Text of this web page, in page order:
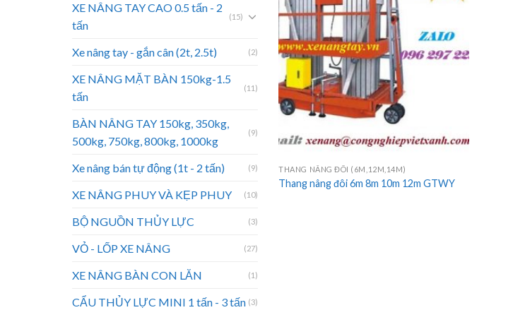
XE NÂNG TAY CAO 0.5 tấn - 2
tấn
(15)
Xe nâng tay - gắn cân (2t, 2.5t) (2)
XE NÂNG MẶT BÀN 150kg-1.5
tấn
(11)
BÀN NÂNG TAY 150kg, 350kg,
500kg, 750kg, 800kg, 1000kg
(9)
Xe nâng bán tự động (1t - 2 tấn) (9)
XE NÂNG PHUY VÀ KẸP PHUY (10)
BỘ NGUỒN THỦY LỰC (3)
VỎ - LỐP XE NÂNG (27)
XE NÂNG BÀN CON LĂN (1)
CẨU THỦY LỰC MINI 1 tấn - 3 tấn (3)
THANG NÂNG ĐÔI (6M,12M,14M)
Thang nâng đôi 6m 8m 10m 12m GTWY